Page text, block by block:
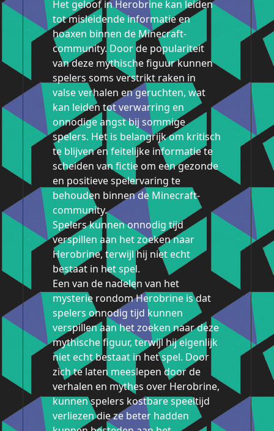
Het geloof in Herobrine kan leiden
tot misleidende informatie en
hoaxen binnen de Minecraft-
community. Door de populariteit
van deze mythische figuur kunnen
spelers soms verstrikt raken in
valse verhalen en geruchten, wat
kan leiden tot verwarring en
onnodige angst bij sommige
spelers. Het is belangrijk om kritisch
te blijven en feitelijke informatie te
scheiden van fictie om een gezonde
en positieve spelervaring te
behouden binnen de Minecraft-
community.
Spelers kunnen onnodig tijd
verspillen aan het zoeken naar
Herobrine, terwijl hij niet echt
bestaat in het spel.
Een van de nadelen van het
mysterie rondom Herobrine is dat
spelers onnodig tijd kunnen
verspillen aan het zoeken naar deze
mythische figuur, terwijl hij eigenlijk
niet echt bestaat in het spel. Door
zich te laten meeslepen door de
verhalen en mythes over Herobrine,
kunnen spelers kostbare speeltijd
verliezen die ze beter hadden